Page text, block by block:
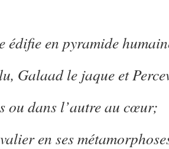
édifie en pyramide
Galaad le jaque et
ou dans l’autre au cœur;
en ses